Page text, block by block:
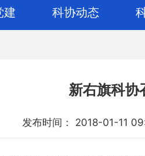
建 科协动态
新右旗科
发布时间： 2018-01-11